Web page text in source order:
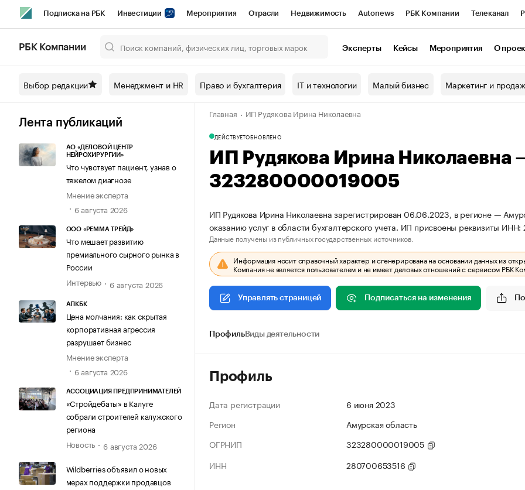
Подписка на РБК Инвестиции Мероприятия Отрасли Недвижимость Autonews РБК Компании Телеканал
Спецпроекты СПб Конференции СПб Спецпроекты Проверка контрагентов
Технологии и медиа Рынок наличной валюты
РБК Компании Эксперты Кейсы Мероприятия О
Выбор редакции Менеджмент и HR Право и бухгалтерия IT и технологии Малый бизнес Маркетинг и
Лента публикаций
АО «ДЕЛОВОЙ ЦЕНТР
НЕЙРОХИРУРГИИ»
Что чувствует пациент, узнав о
тяжелом диагнозе
Мнение эксперта
6 августа 2026
ООО «РЕММА ТРЕЙД»
Что мешает развитию
премиального сырного рынка в
России
Интервью
6 августа 2026
АПКБК
Цена молчания: как скрытая
корпоративная агрессия
разрушает бизнес
Мнение эксперта
6 августа 2026
АССОЦИАЦИЯ ПРЕДПРИНИМАТЕЛЕЙ
«Стройдебаты» в Калуге
собрали строителей калужского
региона
Новость
6 августа 2026
Wildberries объявил о новых
мерах поддержки продавцов
Главная ИП Рудякова Ирина Николаевна
ДЕЙСТВУЕТОБНОВЛЕНО
ИП Рудякова Ирина
323280000019005
ИП Рудякова Ирина Николаевна зарегистрирован 06.06.2023, в регионе —
оказанию услуг в области бухгалтерского учета. ИП присвоены реквизиты
Данные получены из публичных государственных источников.
Информация носит справочный характер и сгенерирована на основании данных из
Компания не является пользователем и не имеет деловых отношений с сервисом РБК
Управлять страницей Подписаться на изменения
ПрофильВиды деятельности
Профиль
Дата регистрации
6 июня 2023
Регион
Амурская область
ОГРНИП
323280000019005
ИНН
280700653516